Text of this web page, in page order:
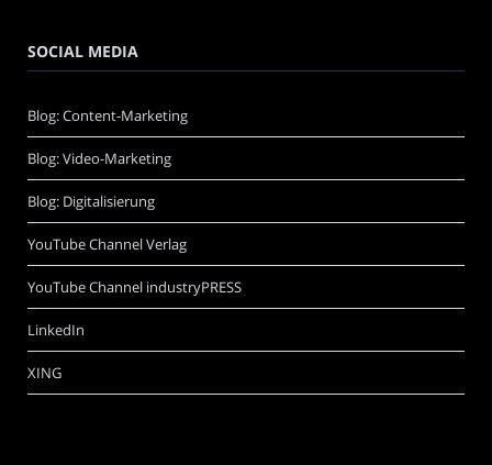
SOCIAL MEDIA
Blog: Content-Marketing
Blog: Video-Marketing
Blog: Digitalisierung
YouTube Channel Verlag
YouTube Channel industryPRESS
LinkedIn
XING